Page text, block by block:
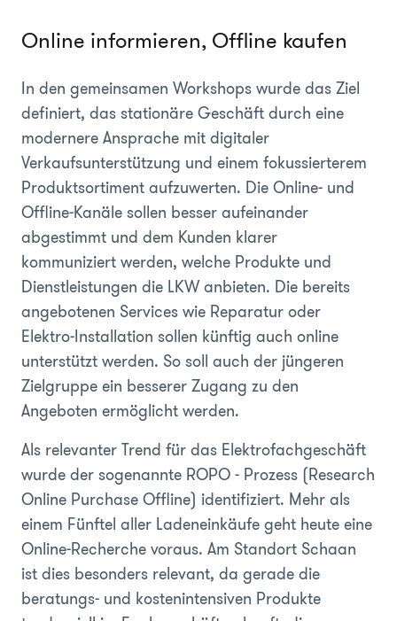
Online informieren, Offline kaufen
In den gemeinsamen Workshops wurde das Ziel
definiert, das stationäre Geschäft durch eine
modernere Ansprache mit digitaler
Verkaufsunterstützung und einem fokussierterem
Produktsortiment aufzuwerten. Die Online- und
Offline-Kanäle sollen besser aufeinander
abgestimmt und dem Kunden klarer
kommuniziert werden, welche Produkte und
Dienstleistungen die LKW anbieten. Die bereits
angebotenen Services wie Reparatur oder
Elektro-Installation sollen künftig auch online
unterstützt werden. So soll auch der jüngeren
Zielgruppe ein besserer Zugang zu den
Angeboten ermöglicht werden.
Als relevanter Trend für das Elektrofachgeschäft
wurde der sogenannte ROPO - Prozess (Research
Online Purchase Offline) identifiziert. Mehr als
einem Fünftel aller Ladeneinkäufe geht heute eine
Online-Recherche voraus. Am Standort Schaan
ist dies besonders relevant, da gerade die
beratungs- und kostenintensiven Produkte